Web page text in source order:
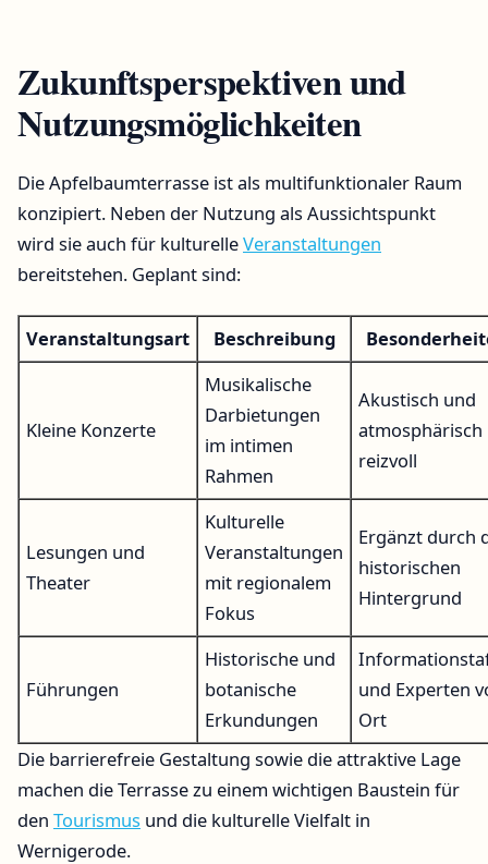
Zukunftsperspektiven und
Nutzungsmöglichkeiten
Die Apfelbaumterrasse ist als multifunktionaler Raum
konzipiert. Neben der Nutzung als Aussichtspunkt
wird sie auch für kulturelleVeranstaltungen
bereitstehen. Geplant sind:
Veranstaltungsart Beschreibung
Kleine Konzerte
Musikalische
Darbietungen
im intimen
Rahmen
Akustisch und
atmosphärisch
reizvoll
Lesungen und
Theater
Kulturelle
Veranstaltungen
mit regionalem
Fokus
Ergänzt durch
historischen
Hintergrund
Führungen
Historische und
botanische
Erkundungen
und Experten
Ort
Die barrierefreie Gestaltung sowie die attraktive Lage
machen die Terrasse zu einem wichtigen Baustein für
den Tourismus und die kulturelle Vielfalt in
Wernigerode.